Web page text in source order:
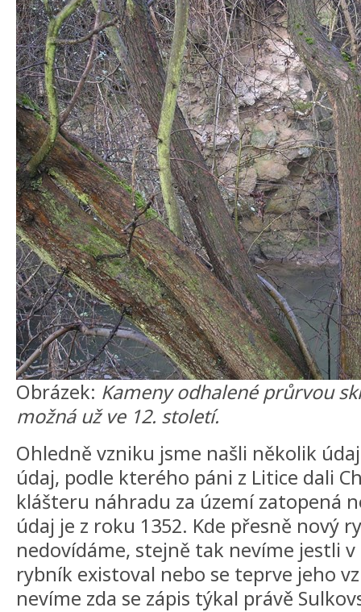
Obrázek: Kameny odhalené průrvou
možná už ve 12. století.
Ohledně vzniku jsme našli několik
údaj, podle kterého páni z Litice dali
klášteru náhradu za území zatopená
údaj je z roku 1352. Kde přesně nový
nedovídáme, stejně tak nevíme jestli
rybník existoval nebo se teprve jeho
nevíme zda se zápis týkal právě